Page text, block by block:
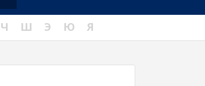
Ч Ш Э Ю Я